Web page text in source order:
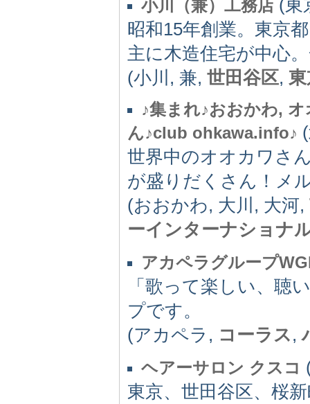
小川（兼）工務店 (東
昭和15年創業。東京
主に木造住宅が中心
(小川, 兼, 世田谷区,
♪集まれ♪おおかわ,
ん♪club ohkawa.info♪
世界中のオオカワさ
が盛りだくさん！メ
(おおかわ, 大川, 大河,
ーインターナショナ
アカペラグループ
「歌って楽しい、聴
プです。
(アカペラ, コーラス,
ヘアーサロン クスコ
東京、世田谷区、桜